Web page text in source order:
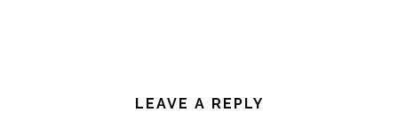
LEAVE A REPLY